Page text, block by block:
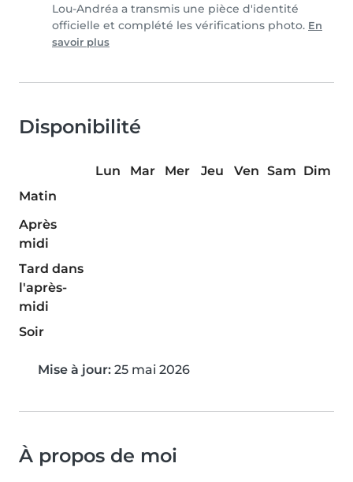
Lou-Andréa a transmis une pièce d'identité
officielle et complété les vérifications photo. En
savoir plus
Disponibilité
Lun Mar Mer Jeu Ven Sam Dim
Matin
Après
midi
Tard dans
l'après-
midi
Soir
Mise à jour: 25 mai 2026
À propos de moi